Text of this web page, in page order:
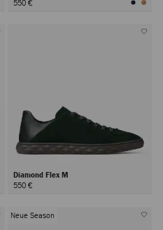
550 €
Diamond Flex M
550 €
Neue Season